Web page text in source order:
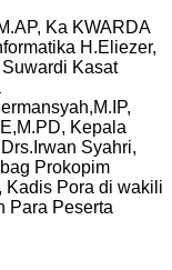
Ka KWARDA
H.Eliezer,
Kasat
Kepala
Syahri,
Prokopim
Kadis Pora di wakili
Para Peserta